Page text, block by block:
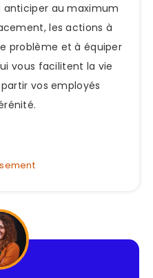
anticiper au maximum
les actions à
problème et à équiper
vous facilitent la vie
vos employés